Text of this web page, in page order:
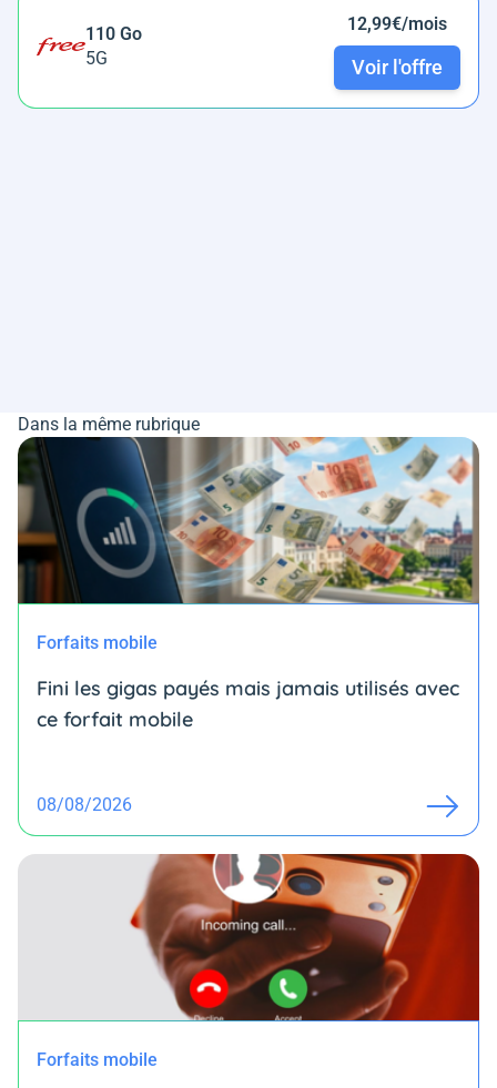
110 Go
5G
12,99€/mois
Voir l'offre
Dans la même rubrique
Forfaits mobile
Fini les gigas payés mais jamais utilisés avec
ce forfait mobile
08/08/2026
Forfaits mobile